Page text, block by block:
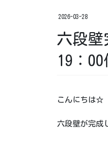
2026-03-28
六段壁
19：
こんにちは☆
六段壁が完成